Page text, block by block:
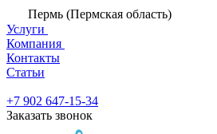
Пермь (Пермская область)
Услуги
Компания
Контакты
Статьи
+7 902 647-15-34
Заказать звонок